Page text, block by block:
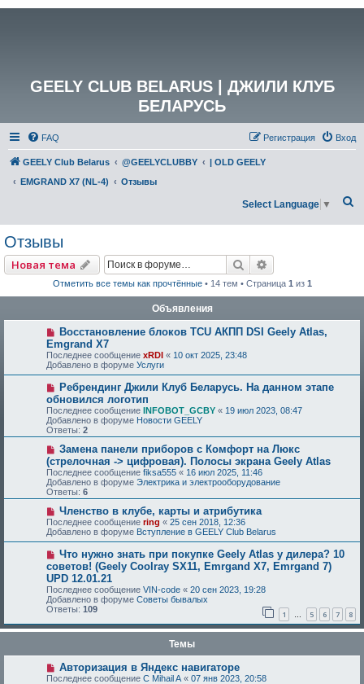
GEELY CLUB BELARUS | ДЖИЛИ КЛУБ
БЕЛАРУСЬ
FAQ Вход
Регистрация
GEELY Club Belarus @GEELYCLUBBY
| OLD GEELY
EMGRAND X7 (NL-4)
Отзывы
Select Language ▼
Отзывы
Новая тема Поиск
Отметить все темы как прочтённые• 14 тем • Страница 1 из 1
Объявления
Восстановление блоков TCU АКПП DSI Geely Atlas,
Emgrand X7
Последнее сообщение xRDI « 10 окт 2025, 23:48
Добавлено в форуме Услуги
Ребрендинг Джили Клуб Беларусь. На данном этапе
обновился логотип
Последнее сообщение INFOBOT_GCBY « 19 июл 2023, 08:47
Добавлено в форуме Новости GEELY
Ответы: 2
Замена панели приборов с Комфорт на Люкс
(стрелочная -> цифровая). Полосы экрана Geely Atlas
Последнее сообщение fiksa555 « 16 июл 2025, 11:46
Добавлено в форуме Электрика и электрооборудование
Ответы: 6
Членство в клубе, карты и атрибутика
Последнее сообщение ring « 25 сен 2018, 12:36
Добавлено в форуме Вступление в GEELY Club Belarus
Что нужно знать при покупке Geely Atlas у дилера? 10
советов! (Geely Coolray SX11, Emrgand X7, Emrgand 7)
UPD 12.01.21
Последнее сообщение VIN-code « 20 сен 2023, 19:28
Добавлено в форуме Советы бывалых
Ответы: 109 1 … 5 6 7 8
Темы
Авторизация в Яндекс навигаторе
Последнее сообщение C Mihail A « 07 янв 2023, 20:58